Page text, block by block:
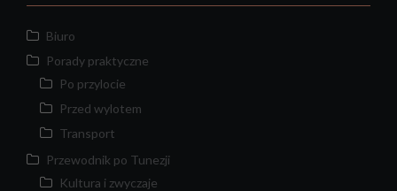
Biuro
Porady praktyczne
Po przylocie
Przed wylotem
Transport
Przewodnik po Tunezji
Kultura i zwyczaje